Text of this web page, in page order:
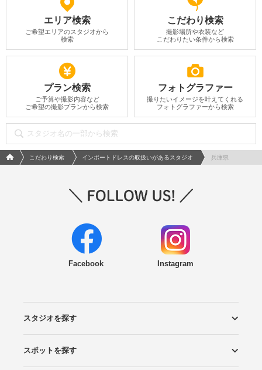
エリア検索
ご希望エリアのスタジオから
検索
こだわり検索
撮影場所や衣装など
こだわりたい条件から検索
プラン検索
ご予算や撮影内容など
ご希望の撮影プランから検索
フォトグラファー
撮りたいイメージを叶えてくれる
フォトグラファーから検索
フォトウエディング/結婚写真のPhotorait ホーム
こだわり検索 インポートドレスの取扱いがあるスタジオ 兵庫県
Facebook Instagram
スタジオを探す
エリアから探す
こだわりから探す
NEW PHOTO STYLE
プランから探す
フォトタイプ診断
フォトグラファーから探す
国内リゾートから探す
スポットを探す